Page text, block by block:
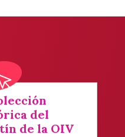
del
de la OIV